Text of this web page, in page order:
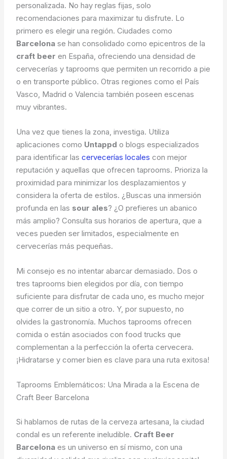
personalizada. No hay reglas fijas, solo
recomendaciones para maximizar tu disfrute. Lo
primero es elegir una región. Ciudades como
Barcelona se han consolidado como epicentros de la
craft beer en España, ofreciendo una densidad de
cervecerías y taprooms que permiten un recorrido a pie
o en transporte público. Otras regiones como el País
Vasco, Madrid o Valencia también poseen escenas
muy vibrantes.
Una vez que tienes la zona, investiga. Utiliza
aplicaciones como Untappd o blogs especializados
para identificar lascervecerías locales con mejor
reputación y aquellas que ofrecen taprooms. Prioriza la
proximidad para minimizar los desplazamientos y
considera la oferta de estilos. ¿Buscas una inmersión
profunda en las sour ales? ¿O prefieres un abanico
más amplio? Consulta sus horarios de apertura, que a
veces pueden ser limitados, especialmente en
cervecerías más pequeñas.
Mi consejo es no intentar abarcar demasiado. Dos o
tres taprooms bien elegidos por día, con tiempo
suficiente para disfrutar de cada uno, es mucho mejor
que correr de un sitio a otro. Y, por supuesto, no
olvides la gastronomía. Muchos taprooms ofrecen
comida o están asociados con food trucks que
complementan a la perfección la oferta cervecera.
¡Hidratarse y comer bien es clave para una ruta exitosa!
Taprooms Emblemáticos: Una Mirada a la Escena de
Craft Beer Barcelona
Si hablamos de rutas de la cerveza artesana, la ciudad
condal es un referente ineludible. Craft Beer
Barcelona es un universo en sí mismo, con una